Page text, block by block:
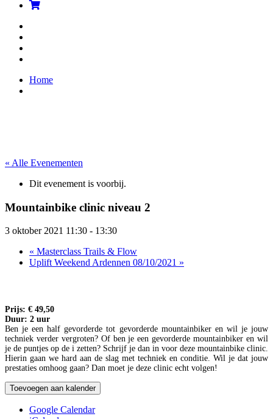
Home
« Alle Evenementen
Dit evenement is voorbij.
Mountainbike clinic niveau 2
3 oktober 2021 11:30 - 13:30
« Masterclass Trails & Flow
Uplift Weekend Ardennen 08/10/2021 »
Prijs: € 49,50
Duur: 2 uur
Ben je een half gevorderde tot gevorderde mountainbiker en wil je jouw
techniek verder vergroten? Of ben je een gevorderde mountainbiker en wil
je de puntjes op de i zetten? Schrijf je dan in voor deze mountainbike clinic.
Hierin gaan we hard aan de slag met techniek en conditie. Wil je dat jouw
prestaties omhoog gaan? Dan moet je deze clinic echt volgen!
Toevoegen aan kalender
Google Calendar